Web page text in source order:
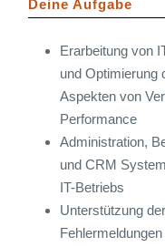
Deine Aufgabe
Erarbeitung von
und Optimierung
Aspekten von
Performance
Administration,
und CRM
IT-Betriebs
Unterstützung